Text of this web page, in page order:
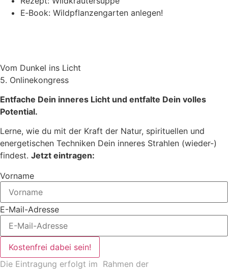
E‑Book: Wild­pflan­zen­gar­ten anlegen!
Vom Dunkel ins Licht
5. Onlinekongress
Entfache Dein inneres Licht und entfalte Dein volles
Potential.
Lerne, wie du mit der Kraft der Natur, spirituellen und
energetischen Techniken Dein inneres Strahlen (wieder-)
findest. Jetzt eintragen:
Vorname
E-Mail-Adresse
Kostenfrei dabei sein!
Die Eintragung erfolgt im Rahmen der